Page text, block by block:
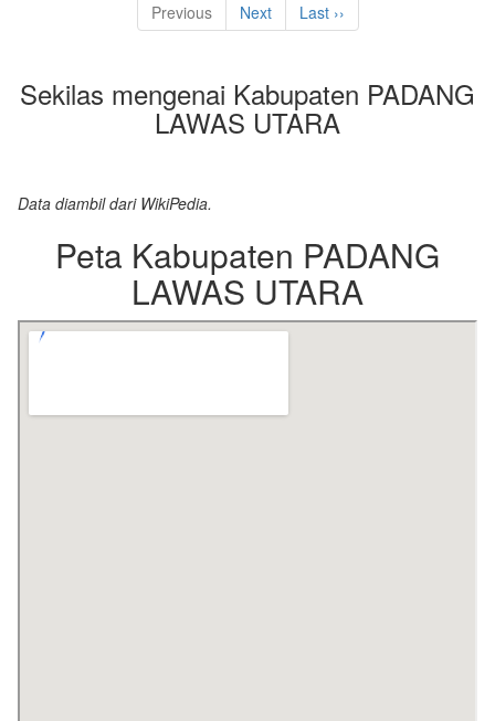
Previous Next Last ››
Sekilas mengenai Kabupaten PADANG
LAWAS UTARA
Data diambil dari WikiPedia.
Peta Kabupaten PADANG
LAWAS UTARA